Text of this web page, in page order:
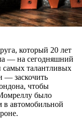
который 20 лет
— на сегодняшний
самых талантливых
— заскочить
чтобы
было
в автомобильной